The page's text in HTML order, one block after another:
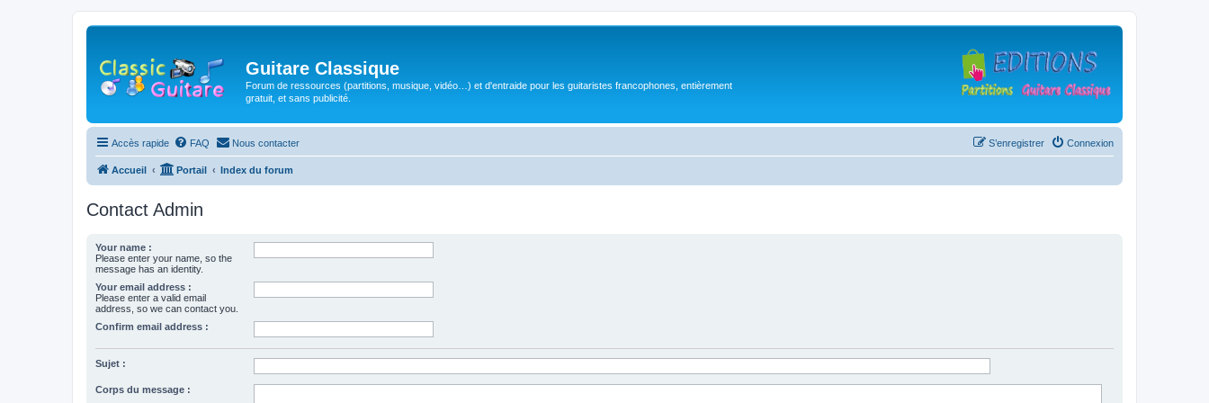
Guitare Classique
Forum de ressources (partitions, musique, vidéo…) et d'entraide pour les guitaristes francophones, entièrement
gratuit, et sans publicité.
Accès rapide FAQ Nous contacter Connexion
S’enregistrer
Accueil Portail Index du forum
Contact Admin
Your name :
Please enter your name, so the
message has an identity.
Your email address :
Please enter a valid email
address, so we can contact you.
Confirm email address :
Sujet :
Corps du message :